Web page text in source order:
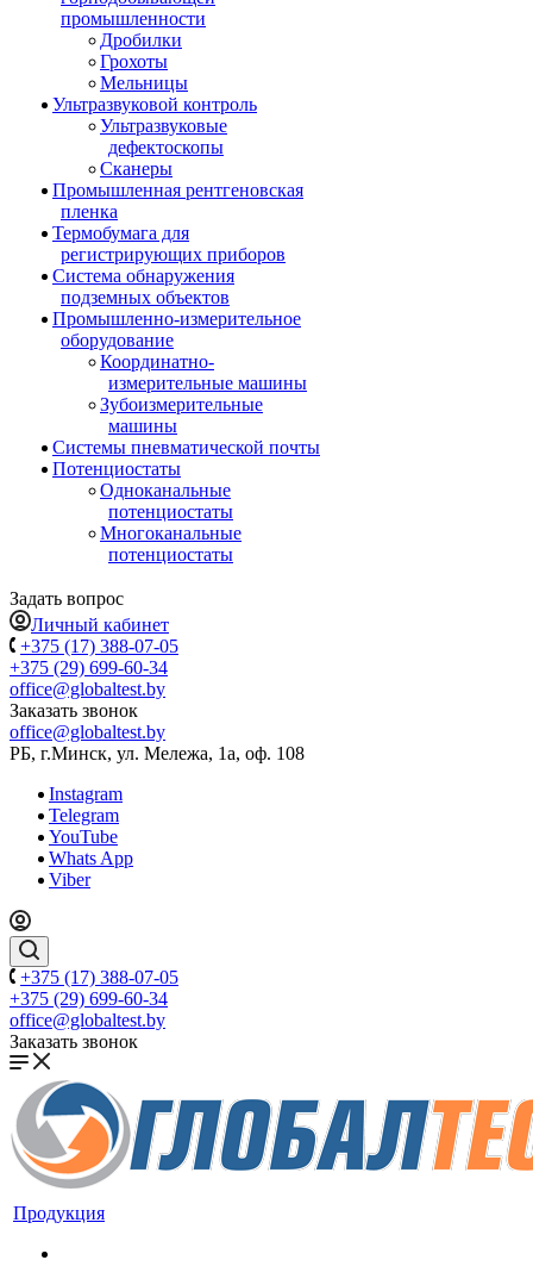
промышленности
Дробилки
Грохоты
Мельницы
Ультразвуковой контроль
Ультразвуковые
дефектоскопы
Сканеры
Промышленная рентгеновская
пленка
Термобумага для
регистрирующих приборов
Система обнаружения
подземных объектов
Промышленно-измерительное
оборудование
Координатно-
измерительные машины
Зубоизмерительные
машины
Системы пневматической почты
Потенциостаты
Одноканальные
потенциостаты
Многоканальные
потенциостаты
Задать вопрос
Личный кабинет
+375 (17) 388-07-05
+375 (29) 699-60-34
office@globaltest.by
Заказать звонок
office@globaltest.by
РБ, г.Минск, ул. Мележа, 1а, оф. 108
Instagram
Telegram
YouTube
Whats App
Viber
+375 (17) 388-07-05
+375 (29) 699-60-34
office@globaltest.by
Заказать звонок
Продукция